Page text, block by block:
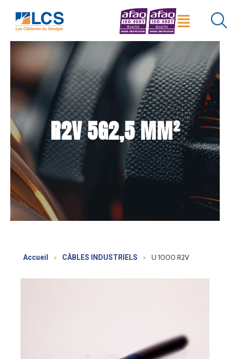
Réinitialiser× Rechercher
R2V 5G2,5 MM²
Accueil > CÂBLES INDUSTRIELS > U 1000 R2V